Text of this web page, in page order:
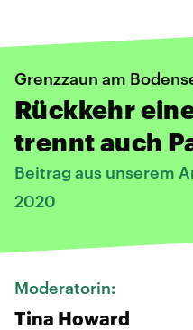
Grenzzaun am
Rückkehr
trennt auch
Beitrag aus unserem
2020
Moderatorin:
Tina Howard